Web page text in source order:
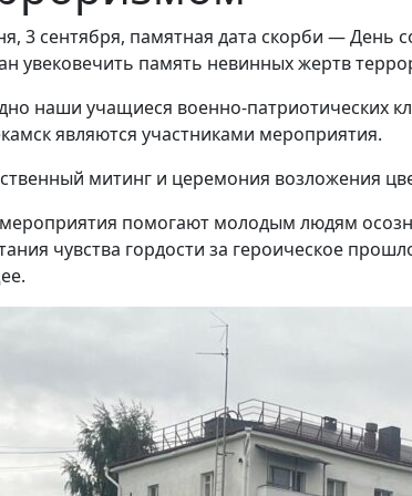
3 сентября, памятная дата скорби — День
увековечить память невинных жертв
наши учащиеся военно-патриотических
являются участниками мероприятия.
митинг и церемония возложения
помогают молодым людям
чувства гордости за героическое